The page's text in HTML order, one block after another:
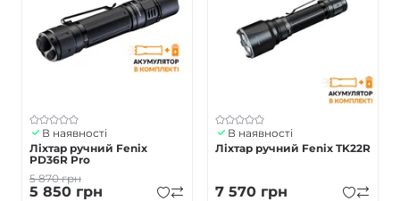
В наявності
Ліхтар ручний Fenix
PD36R Pro
5 870грн
5 850 грн
В наявності
Ліхтар ручний Fenix TK22R
7 570 грн